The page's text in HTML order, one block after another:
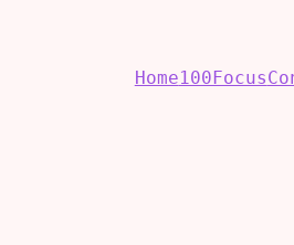
Home100Focus